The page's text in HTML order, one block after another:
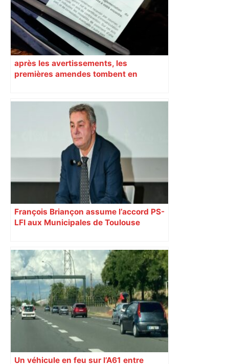
après les avertissements, les
premières amendes tombent en
François Briançon assume l’accord PS-
LFI aux Municipales de Toulouse
Un véhicule en feu sur l’A61 entre